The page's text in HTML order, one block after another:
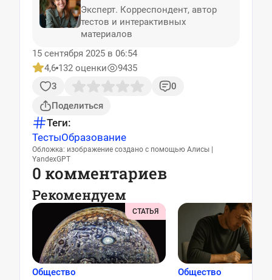
Эксперт. Корреспондент, автор
тестов и интерактивных
материалов
15 сентября 2025 в 06:54
4,6 132 оценки
9435
3
0
Поделиться
Теги:
ТестыОбразование
Обложка: изображение создано с помощью Алисы |
YandexGPT
0 комментариев
Рекомендуем
СТАТЬЯ
Общество Общество